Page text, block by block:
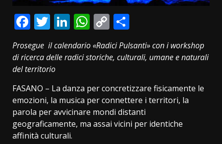
Facebook
Twitter
LinkedIn
WhatsApp
Copy
Link
Prosegue il calendario «Radici Pulsanti» con i workshop
di ricerca delle radici storiche, culturali, umane e naturali
del territorio
FASANO – La danza per concretizzare fisicamente le
emozioni, la musica per connettere i territori, la
parola per avvicinare mondi distanti
geograficamente, ma assai vicini per identiche
affinità culturali.